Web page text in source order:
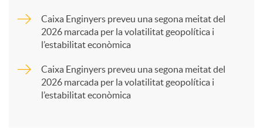
Caixa Enginyers preveu una segona meitat del
2026 marcada per la volatilitat geopolítica i
l’estabilitat econòmica
Caixa Enginyers preveu una segona meitat del
2026 marcada per la volatilitat geopolítica i
l’estabilitat econòmica